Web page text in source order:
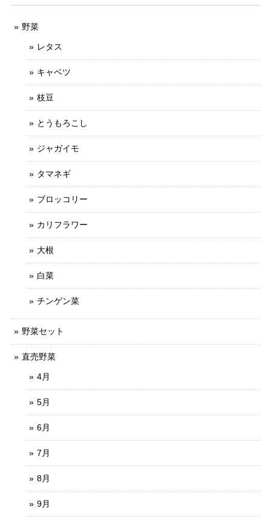
野菜
レタス
キャベツ
枝豆
とうもろこし
ジャガイモ
タマネギ
ブロッコリー
カリフラワー
大根
白菜
チンゲン菜
野菜セット
直売野菜
4月
5月
6月
7月
8月
9月